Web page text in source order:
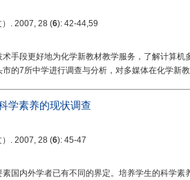
. 2007, 28 (6): 42-44,59
术手段更好地为化学新教材教学服务，了解计算
的7所中学进行调查与分析，对多媒体在化学新
学素养的现状调查
. 2007, 28 (6): 45-47
国内外学者已有不同的界定。培养学生的科学